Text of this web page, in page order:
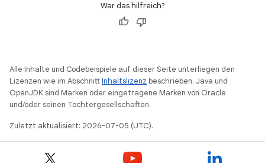
War das hilfreich?
Alle Inhalte und Codebeispiele auf dieser Seite unterliegen den
Lizenzen wie im AbschnittInhaltslizenz beschrieben. Java und
OpenJDK sind Marken oder eingetragene Marken von Oracle
und/oder seinen Tochtergesellschaften.
Zuletzt aktualisiert: 2026-07-05 (UTC).